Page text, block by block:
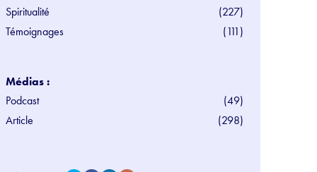
Spiritualité
(227)
Témoignages
(111)
Médias :
Podcast
(49)
Article
(298)